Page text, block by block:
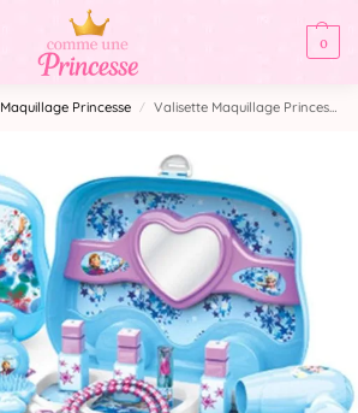
0
Maquillage Princesse / Valisette Maquillage Princesse Reine des Neiges